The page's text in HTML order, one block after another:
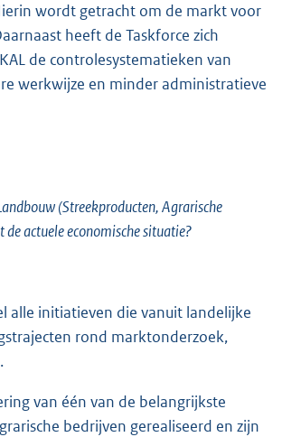
wordt getracht om de markt voor
heeft de Taskforce zich
de controlesystematieken van
werkwijze en minder administratieve
(Streekproducten, Agrarische
actuele economische situatie?
alle initiatieven die vanuit landelijke
rond marktonderzoek,
van één van de belangrijkste
bedrijven gerealiseerd en zijn